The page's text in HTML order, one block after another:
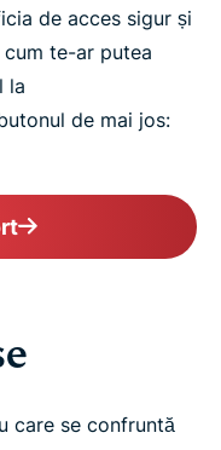
de acces sigur și
te-ar putea
la
de mai jos:
care se confruntă